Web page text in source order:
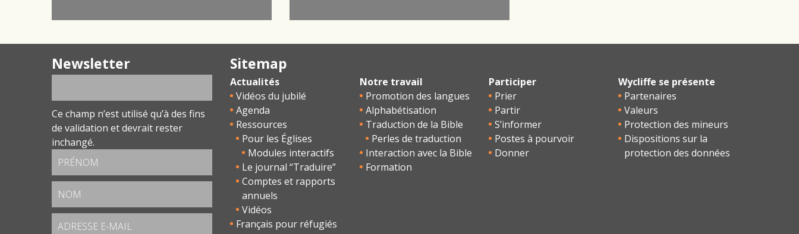
Newsletter
Ce champ n’est utilisé qu’à des fins
de validation et devrait rester
inchangé.
Sitemap
Actualités
Vidéos du jubilé
Agenda
Ressources
Pour les Églises
Modules interactifs
Le journal “Traduire”
Comptes et rapports
annuels
Vidéos
Français pour réfugiés
Notre travail
Promotion des langues
Alphabétisation
Traduction de la Bible
Perles de traduction
Interaction avec la Bible
Formation
Participer
Prier
Partir
S’informer
Postes à pourvoir
Donner
Wycliffe se présente
Partenaires
Valeurs
Protection des mineurs
Dispositions sur la
protection des données